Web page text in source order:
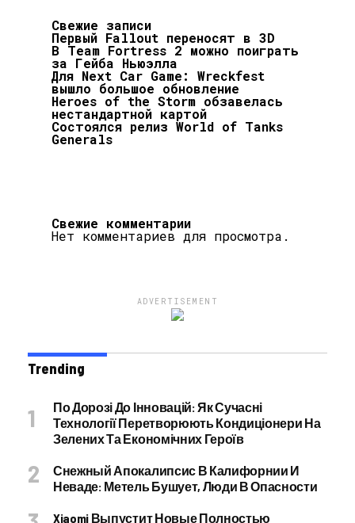
Свежие записи
Первый Fallout переносят в 3D
В Team Fortress 2 можно поиграть
за Гейба Ньюэлла
Для Next Car Game: Wreckfest
вышло большое обновление
Heroes of the Storm обзавелась
нестандартной картой
Состоялся релиз World of Tanks
Generals
Свежие комментарии
Нет комментариев для просмотра.
ADVERTISEMENT
Trending
По Дорозі До Інновацій: Як Сучасні
Технології Перетворюють Кондиціонери На
Зелених Та Економічних Героїв
Снежный Апокалипсис В Калифорнии И
Неваде: Метель Бушует, Люди В Опасности
Xiaomi Выпустит Новые Полностью